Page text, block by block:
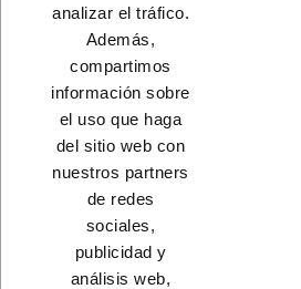
CONTACTO
NUESTRA EMPRESA
analizar el tráfico.
Además,
compartimos
información sobre
el uso que haga
del sitio web con
nuestros partners
de redes
sociales,
publicidad y
análisis web,